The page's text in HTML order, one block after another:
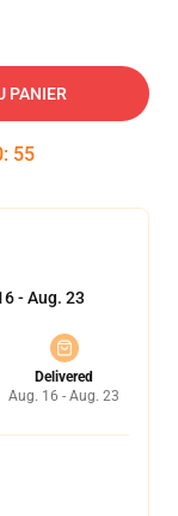
PANIER
: 54
- Aug. 23
Delivered
Aug. 16 - Aug. 23